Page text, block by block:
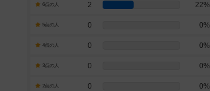
6点の人 2 22%
5点の人 0 0%
4点の人 0 0%
3点の人 0 0%
2点の人 0 0%